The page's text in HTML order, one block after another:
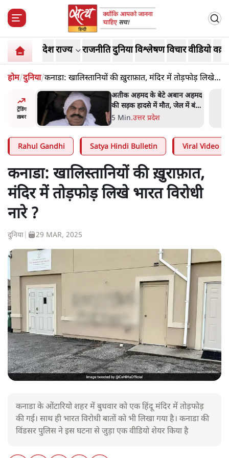
देशराज्य राजनीतिदुनियाविश्लेषणविचारवीडियो
होम/दुनिया/कनाडा: खालिस्तानियों की ख़ुराफ़ात, मंदिर में तोड़फोड़ लिखे
भारत विरोधी नारे ?
ट्रेंडिंग
ख़बर
अहमद
में बंद
शेख हसीना की प्रेस कॉन्फ्रेंस में
शामिल हुए क्रिकेटर शाकिब अल
हसन के घर पर पेट्रोल बम से हमला
5 Min.दुनिया
Rahul Gandhi Satya Hindi Bulletin Viral Video
कनाडा: खालिस्तानियों की ख़ुराफ़ात,
मंदिर में तोड़फोड़ लिखे भारत विरोधी
नारे ?
दुनिया 29 MAR, 2025
कनाडा के ओंटारियो शहर में बुधवार को एक हिंदू मंदिर में तोड़फोड़
की गई। साथ ही भारत विरोधी बातों को भी लिखा गया है। कनाडा की
विंडसर पुलिस ने इस घटना से जुड़ा एक वीडियो शेयर किया है